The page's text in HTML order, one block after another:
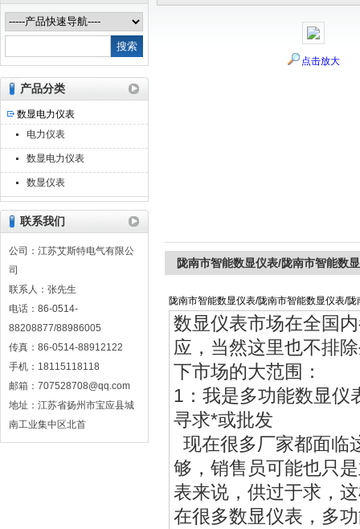
江苏艾斯特电气有限公司
产品分类
数显电力仪表
电力仪表
数显电力仪表
数显仪表
联系我们
公司：江苏艾斯特电气有限公
司
联系人：张先生
电话：86-0514-
88208877/88986005
传真：86-0514-88912122
手机：18115118118
邮箱：707528708@qq.com
地址：江苏省扬州市宝应县城
南工业集中区北首
点击放大
陇南市智能数显仪表/陇南市智能数
陇南市智能数显仪表/陇南市智能数显仪表/
数显仪表市场在全国
应，当然这里也不排
下市场的大范围：
1：我是多功能数显仪
寻求*或批发
现在很多厂家都面临
够，销售员可能也只
表来说，供过于求，
在很多数显仪表，多